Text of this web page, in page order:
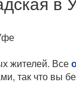
жителей. Все
так что вы